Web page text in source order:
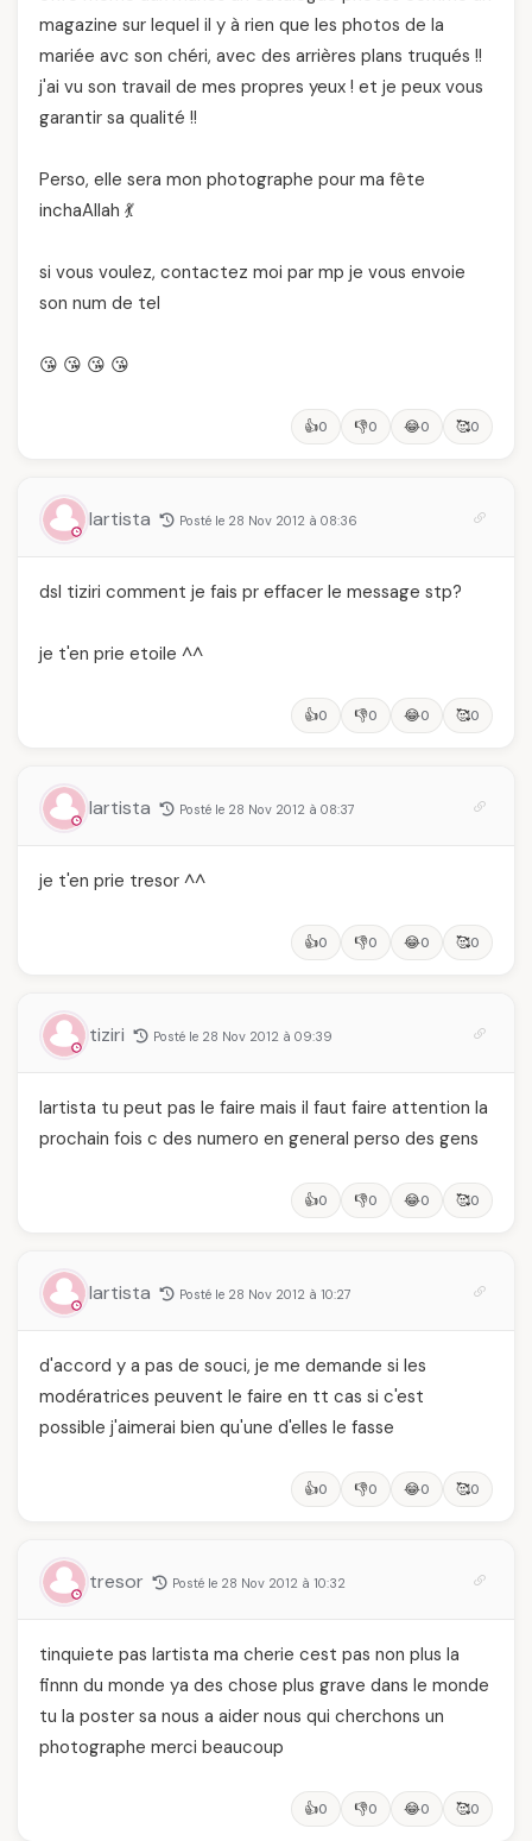
magazine sur lequel il y à rien que les photos de la
mariée avc son chéri, avec des arrières plans truqués !!
j'ai vu son travail de mes propres yeux ! et je peux vous
garantir sa qualité !!
Perso, elle sera mon photographe pour ma fête
inchaAllah 💃
si vous voulez, contactez moi par mp je vous envoie
son num de tel
😘 😘 😘 😘
👍0 👎0 😂0 🥰0
lartista Posté le 28 Nov 2012 à 08:36
dsl tiziri comment je fais pr effacer le message stp?
je t'en prie etoile ^^
👍0 👎0 😂0 🥰0
lartista Posté le 28 Nov 2012 à 08:37
je t'en prie tresor ^^
👍0 👎0 😂0 🥰0
tiziri Posté le 28 Nov 2012 à 09:39
lartista tu peut pas le faire mais il faut faire attention la
prochain fois c des numero en general perso des gens
👍0 👎0 😂0 🥰0
lartista Posté le 28 Nov 2012 à 10:27
d'accord y a pas de souci, je me demande si les
modératrices peuvent le faire en tt cas si c'est
possible j'aimerai bien qu'une d'elles le fasse
👍0 👎0 😂0 🥰0
tresor Posté le 28 Nov 2012 à 10:32
tinquiete pas lartista ma cherie cest pas non plus la
finnn du monde ya des chose plus grave dans le monde
tu la poster sa nous a aider nous qui cherchons un
photographe merci beaucoup
👍0 👎0 😂0 🥰0